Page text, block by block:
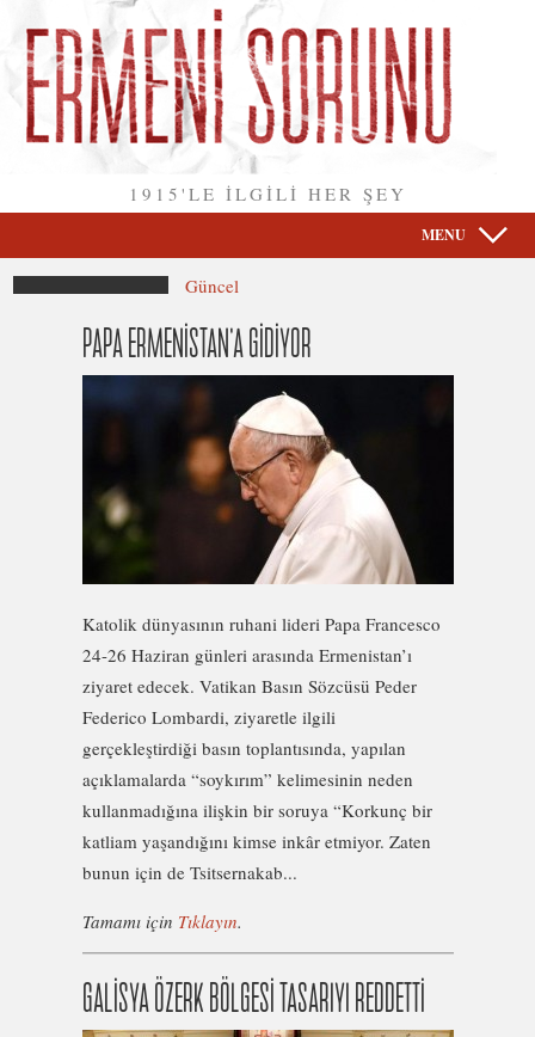
1915'LE İLGİLİ HER ŞEY
MENU
Güncel
PAPA ERMENİSTAN’A GİDİYOR
Katolik dünyasının ruhani lideri Papa Francesco
24-26 Haziran günleri arasında Ermenistan’ı
ziyaret edecek. Vatikan Basın Sözcüsü Peder
Federico Lombardi, ziyaretle ilgili
gerçekleştirdiği basın toplantısında, yapılan
açıklamalarda “soykırım” kelimesinin neden
kullanmadığına ilişkin bir soruya “Korkunç bir
katliam yaşandığını kimse inkâr etmiyor. Zaten
bunun için de Tsitsernakab...
Tamamı için Tıklayın.
GALİSYA ÖZERK BÖLGESİ TASARIYI REDDETTİ